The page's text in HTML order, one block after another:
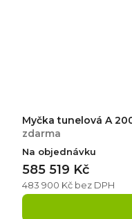
Myčka tunelová A
zdarma
Na objednávku
483 900 Kč bez DPH
585 519 Kč